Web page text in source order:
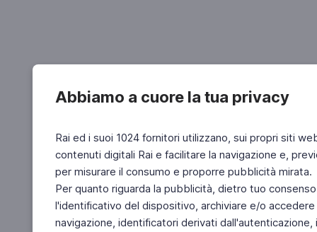
Abbiamo a cuore la tua privacy
Rai ed i suoi 1024 fornitori utilizzano, sui propri siti
contenuti digitali Rai e facilitare la navigazione e,
per misurare il consumo e proporre pubblicità mirata.
Per quanto riguarda la pubblicità, dietro tuo
l'identificativo del dispositivo, archiviare e/o
navigazione, identificatori derivati